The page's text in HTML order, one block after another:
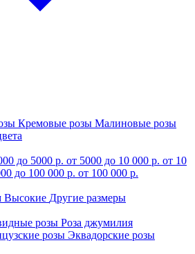
Кремовые розы Малиновые розы
до 5000 р. от 5000 до 10 000 р. от 10
до 100 000 р. от 100 000 р.
Высокие Другие размеры
розы Роза джумилия
розы Эквадорские розы